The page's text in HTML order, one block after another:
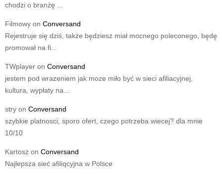
chodzi o branżę ...
Filmowy on Conversand
Rejestruje się dziś, także będziesz miał mocnego poleconego, będę
promował na fi...
TWplayer on Conversand
jestem pod wrazeniem jak moze miło być w sieci afiliacyjnej,
kultura, wypłaty na...
stry on Conversand
szybkie platnosci, sporo ofert, czego potrzeba wiecej? dla mnie
10/10
Kartosz on Conversand
Najlepsza sieć afiliqcyjna w Polsce